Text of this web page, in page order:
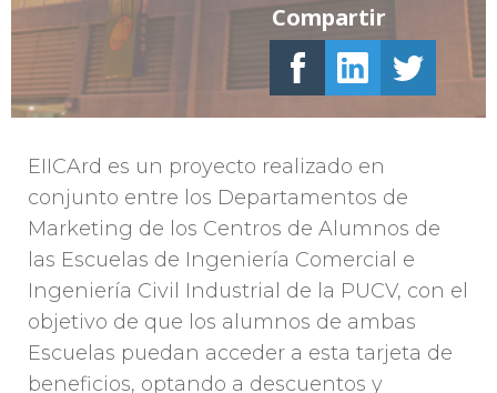
EIICArd es un proyecto realizado en
conjunto entre los Departamentos de
Marketing de los Centros de Alumnos de
las Escuelas de Ingeniería Comercial e
Ingeniería Civil Industrial de la PUCV, con el
objetivo de que los alumnos de ambas
Escuelas puedan acceder a esta tarjeta de
beneficios, optando a descuentos y
Compartir